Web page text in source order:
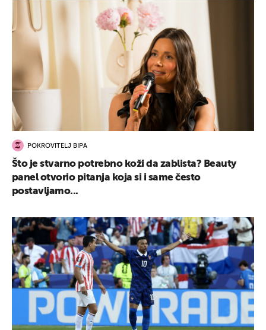
POKROVITELJ BIPA
Što je stvarno potrebno koži da zablista? Beauty
panel otvorio pitanja koja si i same često
postavljamo...